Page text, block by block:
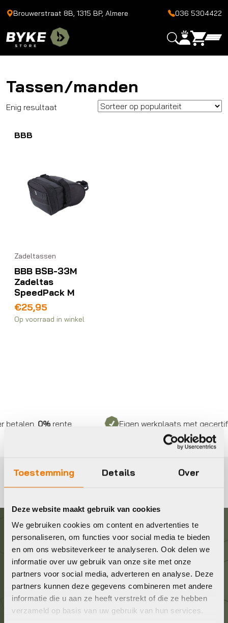
Toestemming Details Over
Deze website maakt gebruik van cookies
We gebruiken cookies om content en advertenties te
personaliseren, om functies voor social media te bieden
en om ons websiteverkeer te analyseren. Ook delen we
informatie over uw gebruik van onze site met onze
partners voor social media, adverteren en analyse. Deze
partners kunnen deze gegevens combineren met andere
informatie die u aan ze heeft verstrekt of die ze hebben
verzameld op basis van uw gebruik van hun services.
Brouwerstraat 8B, 1315 BP, Almere 036 5304422
Tassen/manden
Enig resultaat
BBB
Zadeltassen
BBB BSB-33M
Zadeltas
SpeedPack M
€25,95
Op voorraad in winkel
0%rente Eigen werkplaats met
Graag in contact komen?
Wij staan voor je klaar! Neem contact op via de
onderstaande gegevens.
Stuur ons een e-mail